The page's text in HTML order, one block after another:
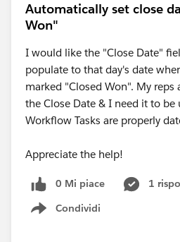
Automatically set close
Won"
I would like the "Close Date"
populate to that day's date
marked "Closed Won". My reps
the Close Date & I need it to be
Workflow Tasks are properly
Appreciate the help!
0 Mi piace
1
Condividi
Show menu